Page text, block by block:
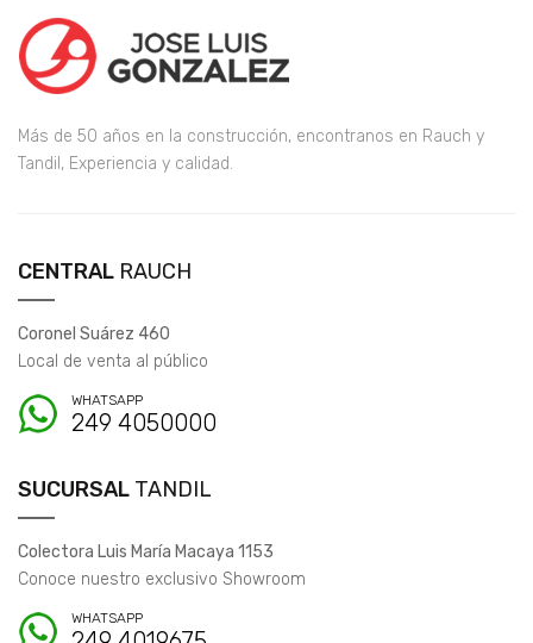
Más de 50 años en la construcción, encontranos en Rauch y
Tandil, Experiencia y calidad.
CENTRAL RAUCH
Coronel Suárez 460
Local de venta al público
WHATSAPP
249 4050000
SUCURSAL TANDIL
Colectora Luis María Macaya 1153
Conoce nuestro exclusivo Showroom
WHATSAPP